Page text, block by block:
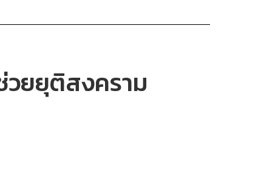
วยยุติสงคราม